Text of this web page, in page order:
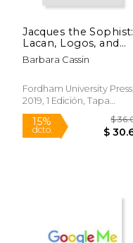
15%
Jacques the Sophist:
Lacan, Logos, and
Psychoanalysis (en
Inglés)
Barbara Cassin
Fordham University Press,
2019, 1 Edición, Tapa
Blanda, Nuevo